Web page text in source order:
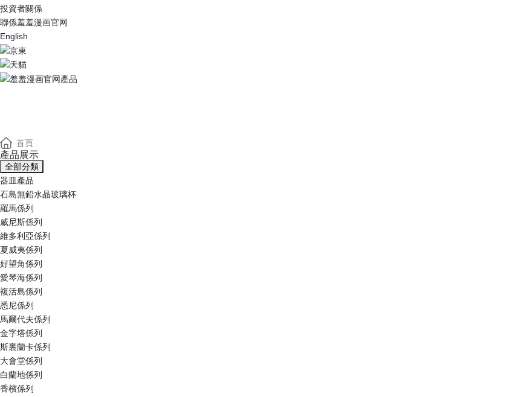
投資者關係
聯係羞羞漫画官网
English
首頁
產品展示
全部分類
器皿產品
石島無鉛水晶玻璃杯
羅馬係列
威尼斯係列
維多利亞係列
夏威夷係列
好望角係列
愛琴海係列
複活島係列
悉尼係列
馬爾代夫係列
金字塔係列
斯裏蘭卡係列
大會堂係列
白蘭地係列
香檳係列